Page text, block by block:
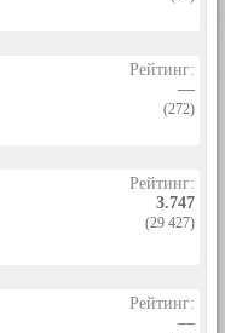
Рейтинг:
—
(272)
Рейтинг:
3.747
(29 427)
Рейтинг:
—